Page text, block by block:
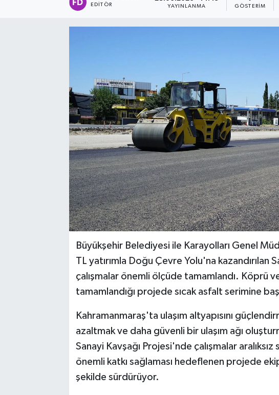
EDITÖR YAYINLANMA GÖSTERIM
Büyükşehir Belediyesi ile Karayolları Genel
TL yatırımla Doğu Çevre Yolu'na kazandırılan
çalışmalar önemli ölçüde tamamlandı. Köprü ve
tamamlandığı projede sıcak asfalt serimine
Kahramanmaraş'ta ulaşım altyapısını
azaltmak ve daha güvenli bir ulaşım ağı
Sanayi Kavşağı Projesi'nde çalışmalar
önemli katkı sağlaması hedeflenen projede
şekilde sürdürüyor.